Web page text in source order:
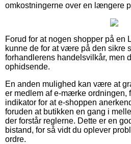
omkostningerne over en længere
Forud for at nogen shopper på en
kunne de for at være på den sikre
forhandlerens handelsvilkår, men
ophidsende.
En anden mulighed kan være at
er medlem af e-mærke ordningen,
indikator for at e-shoppen
foruden at butikken en gang i
der forstår reglerne. Dette er en
bistand, for så vidt du oplever
ordre.